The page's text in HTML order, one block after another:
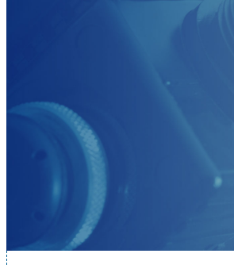
Elektromagnetické ventily